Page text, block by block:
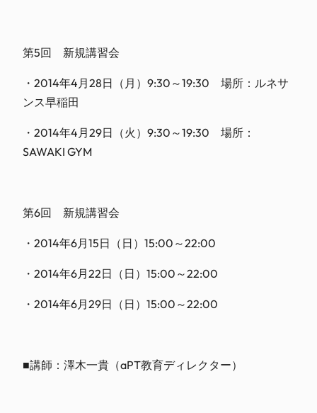
第5回 新規講習会
・2014年4月28日（月）9:30～19:30 場所：ルネサ
ンス早稲田
・2014年4月29日（火）9:30～19:30 場所：
SAWAKI GYM
第6回 新規講習会
・2014年6月15日（日）15:00～22:00
・2014年6月22日（日）15:00～22:00
・2014年6月29日（日）15:00～22:00
■講師：澤木一貴（aPT教育ディレクター）